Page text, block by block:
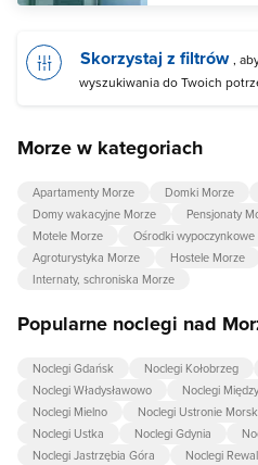
Skorzystaj z filtrów ,
wyszukiwania do Twoich
Morze w kategoriach
Apartamenty Morze Domki Morze
Domy wakacyjne Morze
Pensjonaty
Motele Morze
Ośrodki
Agroturystyka Morze
Hostele Morze
Internaty, schroniska Morze
Popularne noclegi nad
Noclegi Gdańsk Noclegi Kołobrzeg
Noclegi Władysławowo
Noclegi
Noclegi Mielno
Noclegi Ustronie
Noclegi Ustka
Noclegi Gdynia
Noclegi Jastrzębia Góra
Noclegi Rewal